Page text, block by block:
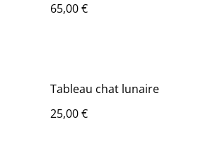
65,00 €
Tableau chat lunaire
25,00 €